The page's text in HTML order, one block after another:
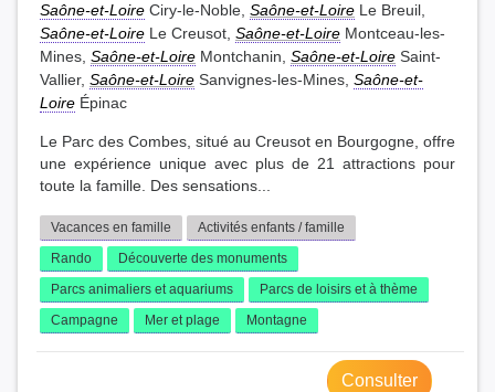
Saône-et-Loire Ciry-le-Noble, Saône-et-Loire Le Breuil,
Saône-et-Loire Le Creusot, Saône-et-Loire Montceau-les-
Mines, Saône-et-Loire Montchanin, Saône-et-Loire Saint-
Vallier, Saône-et-Loire Sanvignes-les-Mines, Saône-et-
Loire Épinac
Le Parc des Combes, situé au Creusot en Bourgogne, offre
une expérience unique avec plus de 21 attractions pour
toute la famille. Des sensations...
Vacances en famille
Activités enfants / famille
Rando
Découverte des monuments
Parcs animaliers et aquariums
Parcs de loisirs et à thème
Campagne
Mer et plage Montagne
Consulter